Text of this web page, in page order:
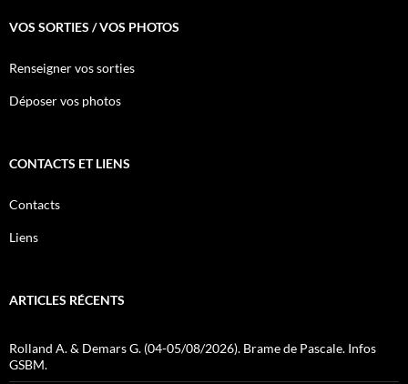
VOS SORTIES / VOS PHOTOS
Renseigner vos sorties
Déposer vos photos
CONTACTS ET LIENS
Contacts
Liens
ARTICLES RÉCENTS
Rolland A. & Demars G. (04-05/08/2026). Brame de Pascale. Infos
GSBM.